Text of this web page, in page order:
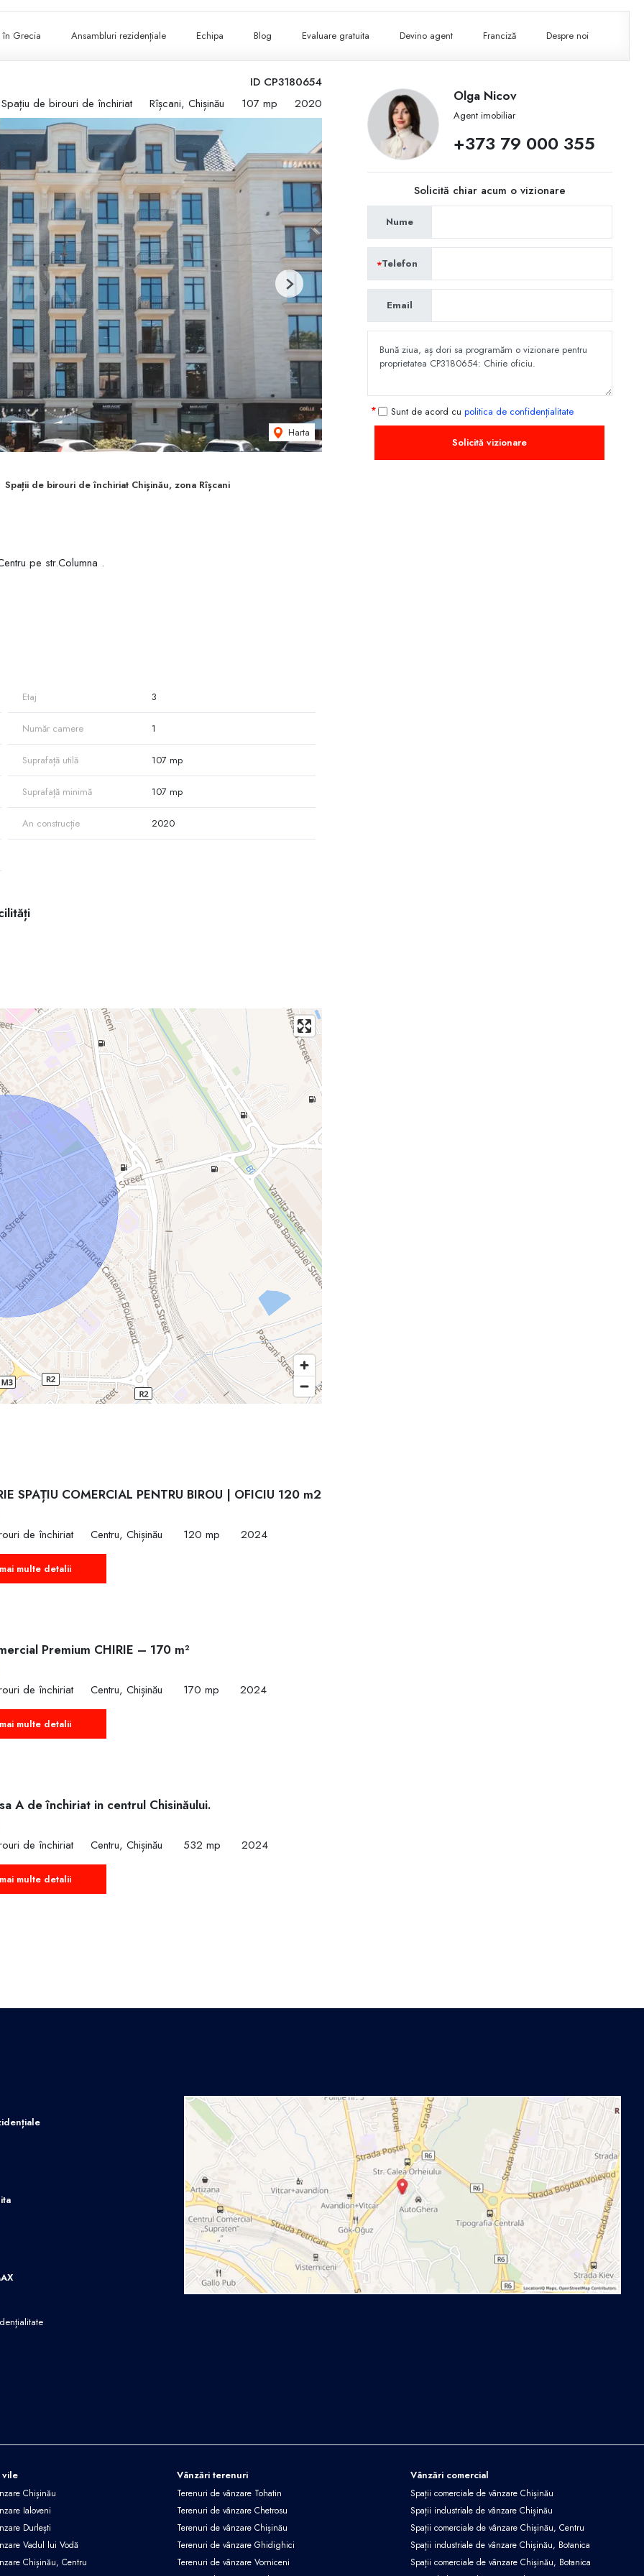
în Grecia Ansambluri rezidențiale Echipa Blog Evaluare gratuita Devino agent Franciză Despre noi
ID CP3180654
Spațiu de birouri de închiriat Rîșcani, Chișinău 107 mp 2020
Harta
Next
Spații de birouri de închiriat Chișinău, zona Rîșcani
pe str.Columna .
celor mai importante artere ale orașului.Perfect pentru orice
Etaj 3
Număr camere 1
Suprafață utilă 107 mp
Suprafață minimă 107 mp
An construcție 2020
Olga Nicov
Agent imobiliar
+373 79 000 355
Solicită chiar acum o vizionare
Nume
Telefon
Email
Sunt de acord cu politica de confidențialitate
Solicită vizionare
SPAȚIU COMERCIAL PENTRU BIROU | OFICIU 120 m2
de închiriat Centru, Chișinău 120 mp 2024
multe detalii
Premium CHIRIE – 170 m²
de închiriat Centru, Chișinău 170 mp 2024
multe detalii
A de închiriat in centrul Chisinăului.
de închiriat Centru, Chișinău 532 mp 2024
multe detalii
vile
Chișinău
Ialoveni
Durlești
Vadul lui Vodă
Chișinău, Centru
Vânzări terenuri
Terenuri de vânzare Tohatin
Terenuri de vânzare Chetrosu
Terenuri de vânzare Chișinău
Terenuri de vânzare Ghidighici
Terenuri de vânzare Vorniceni
Vânzări comercial
Spații comerciale de vânzare Chișinău
Spații industriale de vânzare Chișinău
Spații comerciale de vânzare Chișinău, Centru
Spații industriale de vânzare Chișinău, Botanica
Spații comerciale de vânzare Chișinău, Botanica